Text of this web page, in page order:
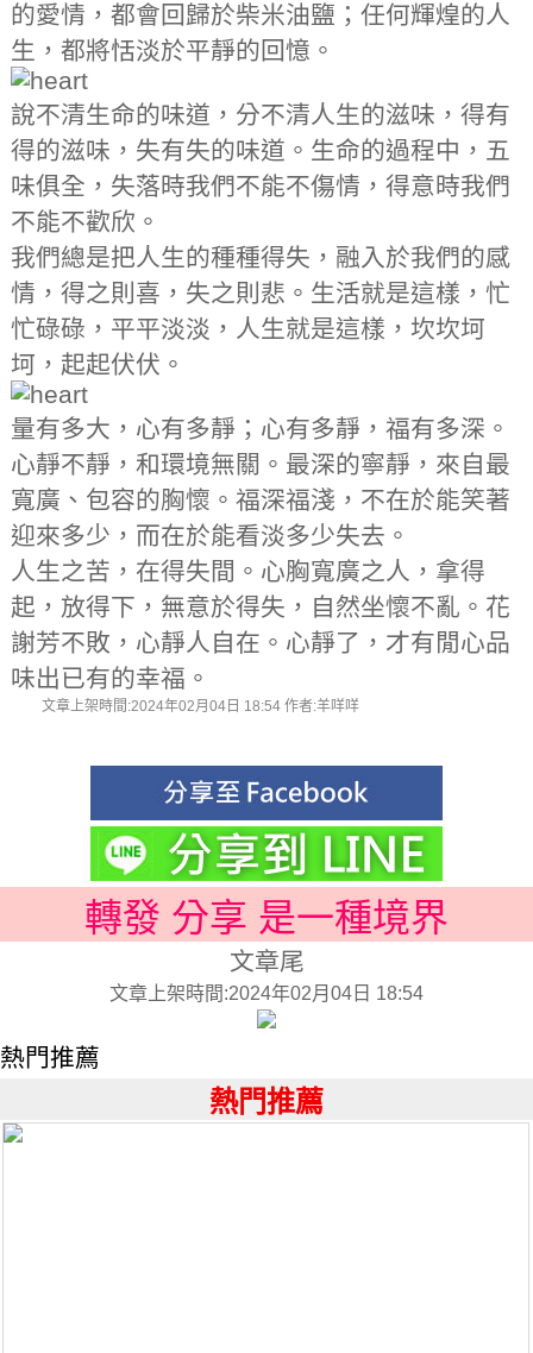
的愛情，都會回歸於柴米油鹽；任何輝煌的人
生，都將恬淡於平靜的回憶。
說不清生命的味道，分不清人生的滋味，得有
得的滋味，失有失的味道。生命的過程中，五
味俱全，失落時我們不能不傷情，得意時我們
不能不歡欣。
我們總是把人生的種種得失，融入於我們的感
情，得之則喜，失之則悲。生活就是這樣，忙
忙碌碌，平平淡淡，人生就是這樣，坎坎坷
坷，起起伏伏。
量有多大，心有多靜；心有多靜，福有多深。
心靜不靜，和環境無關。最深的寧靜，來自最
寬廣、包容的胸懷。福深福淺，不在於能笑著
迎來多少，而在於能看淡多少失去。
人生之苦，在得失間。心胸寬廣之人，拿得
起，放得下，無意於得失，自然坐懷不亂。花
謝芳不敗，心靜人自在。心靜了，才有閒心品
味出已有的幸福。
文章上架時間:2024年02月04日 18:54 作者:羊咩咩
轉發 分享 是一種境界
文章尾
文章上架時間:2024年02月04日 18:54
熱門推薦
熱門推薦